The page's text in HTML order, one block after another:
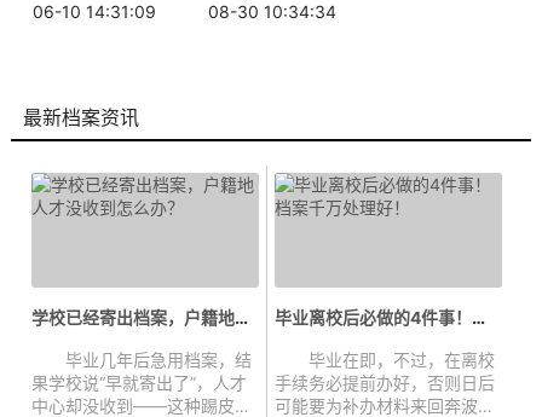
06-10 14:31:09
08-30 10:34:34
最新档案资讯
学校已经寄出档案，户籍地人才没收...
毕业几年后急用档案，结
果学校说“早就寄出了”，人才
中心却没收到——这种踢皮球
毕业离校后必做的4件事！档案千万...
毕业在即，不过，在离校
手续务必提前办好，否则日后
可能要为补办材料来回奔波，